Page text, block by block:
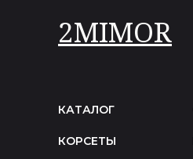
КАТАЛОГ
КОРСЕТЫ
2MIMOR